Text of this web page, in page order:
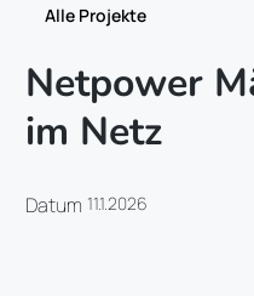
Alle Projekte
Netpower
im Netz
Datum 11.1.2026